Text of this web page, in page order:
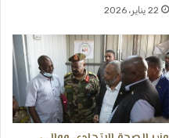
22 يناير، 2026